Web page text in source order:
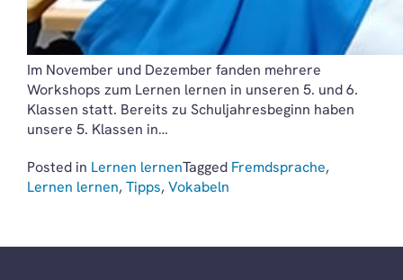
Im November und Dezember fanden mehrere
Workshops zum Lernen lernen in unseren 5. und 6.
Klassen statt. Bereits zu Schuljahresbeginn haben
unsere 5. Klassen in…
Posted in Lernen lernenTagged Fremdsprache,
Lernen lernen, Tipps, Vokabeln